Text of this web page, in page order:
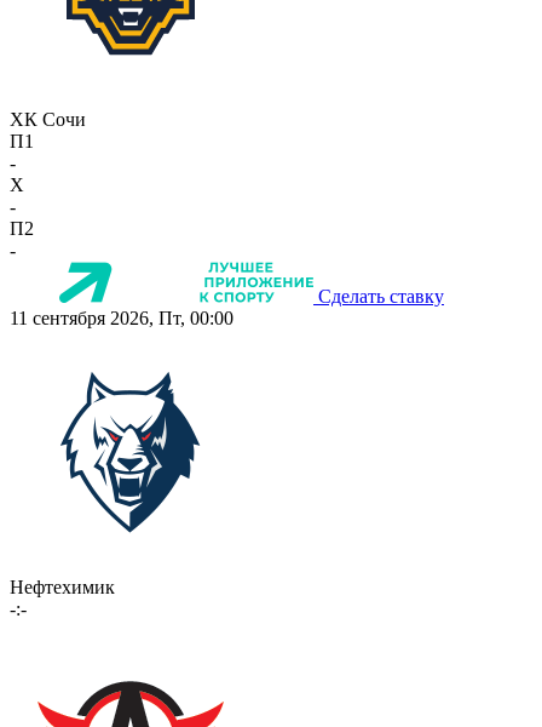
ХК Сочи
П1
-
X
-
П2
-
Сделать ставку
11 сентября 2026, Пт, 00:00
Нефтехимик
-:-